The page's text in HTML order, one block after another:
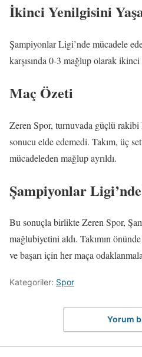
İkinci Yenilgisini
Şampiyonlar Ligi’nde mücadele
karşısında 0-3 mağlup olarak
Maç Özeti
Zeren Spor, turnuvada güçlü rakibi
sonucu elde edemedi. Takım, üç
mücadeleden mağlup ayrıldı.
Şampiyonlar
Bu sonuçla birlikte Zeren Spor,
mağlubiyetini aldı. Takımın
ve başarı için her maça
Kategoriler: Spor
Yorum